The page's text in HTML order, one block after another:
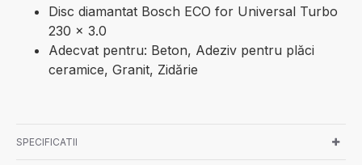
Disc diamantat Bosch ECO for Universal Turbo
230 x 3.0
Adecvat pentru: Beton, Adeziv pentru plăci
ceramice, Granit, Zidărie
SPECIFICATII